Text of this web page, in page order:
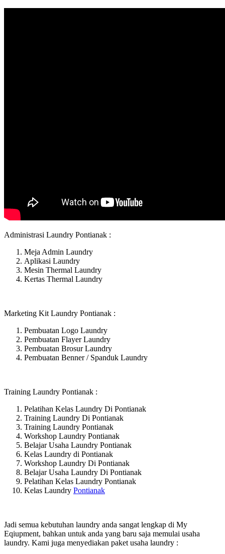
Administrasi Laundry Pontianak :
Meja Admin Laundry
Aplikasi Laundry
Mesin Thermal Laundry
Kertas Thermal Laundry
Marketing Kit Laundry Pontianak :
Pembuatan Logo Laundry
Pembuatan Flayer Laundry
Pembuatan Brosur Laundry
Pembuatan Benner / Spanduk Laundry
Training Laundry Pontianak :
Pelatihan Kelas Laundry Di Pontianak
Training Laundry Di Pontianak
Training Laundry Pontianak
Workshop Laundry Pontianak
Belajar Usaha Laundry Pontianak
Kelas Laundry di Pontianak
Workshop Laundry Di Pontianak
Belajar Usaha Laundry Di Pontianak
Pelatihan Kelas Laundry Pontianak
Kelas Laundry Pontianak
Jadi semua kebutuhan laundry anda sangat lengkap di My
Eqiupment, bahkan untuk anda yang baru saja memulai usaha
laundry. Kami juga menyediakan paket usaha laundry :